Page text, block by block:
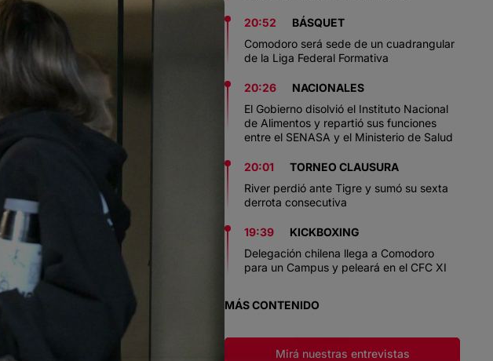
20:52
BÁSQUET
Comodoro será sede de un cuadrangular
de la Liga Federal Formativa
20:26
NACIONALES
El Gobierno disolvió el Instituto Nacional
de Alimentos y repartió sus funciones
entre el SENASA y el Ministerio de Salud
20:01
TORNEO CLAUSURA
River perdió ante Tigre y sumó su sexta
derrota consecutiva
19:39
KICKBOXING
Delegación chilena llega a Comodoro
para un Campus y peleará en el CFC XI
MÁS CONTENIDO
Mirá nuestras entrevistas